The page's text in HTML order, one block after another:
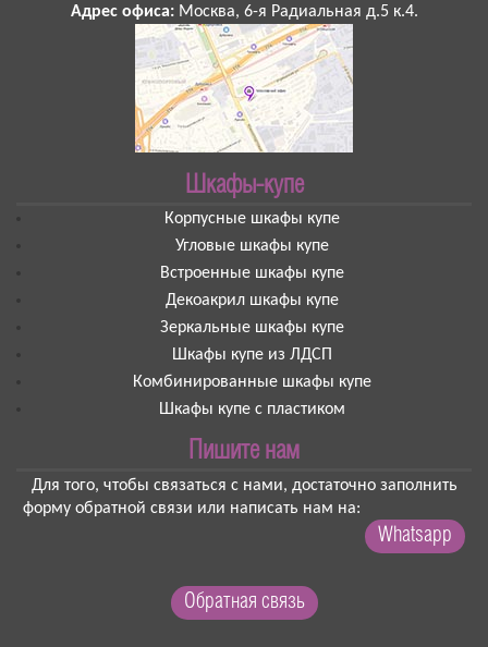
Адрес офиса: Москва, 6-я Радиальная д.5 к.4.
Шкафы-купе
Корпусные шкафы купе
Угловые шкафы купе
Встроенные шкафы купе
Декоакрил шкафы купе
Зеркальные шкафы купе
Шкафы купе из ЛДСП
Комбинированные шкафы купе
Шкафы купе с пластиком
Пишите нам
Для того, чтобы связаться с нами, достаточно заполнить
форму обратной связи или написать нам на:
Whatsapp
Обратная связь